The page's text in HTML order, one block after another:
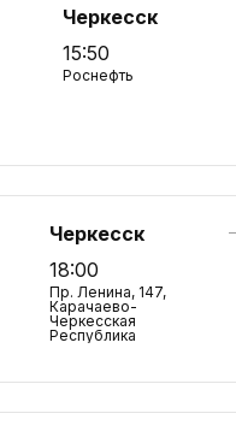
Черкесск
15:50
Роснефть
Черкесск
18:00
Пр. Ленина, 147,
Карачаево-
Черкесская
Республика